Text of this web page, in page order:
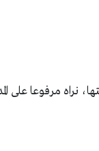
نراه مرفوعا على